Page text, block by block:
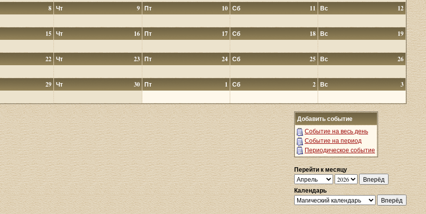
8 9
Чт 10
Пт 11
Сб 12
Вс
15 16
Чт 17
Пт 18
Сб 19
Вс
22 23
Чт 24
Пт 25
Сб 26
Вс
29 30
Чт 1
Пт 2
Сб 3
Вс
Добавить событие
Событие на весь день
Событие на период
Периодическое событие
Перейти к месяцу
Календарь